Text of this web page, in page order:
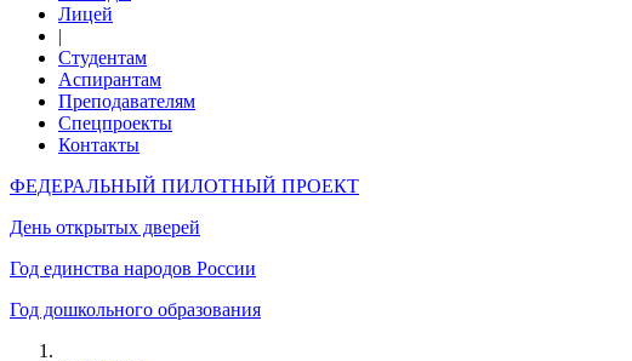
Лицей
|
Студентам
Аспирантам
Преподавателям
Спецпроекты
Контакты
ФЕДЕРАЛЬНЫЙ ПИЛОТНЫЙ ПРОЕКТ
День открытых дверей
Год единства народов России
Год дошкольного образования